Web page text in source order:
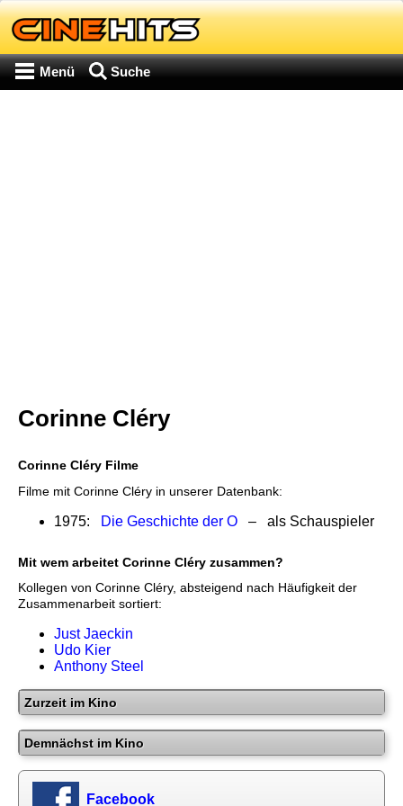
Menü Suche
Corinne Cléry
Corinne Cléry Filme
Filme mit Corinne Cléry in unserer Datenbank:
1975: Die Geschichte der O – als Schauspieler
Mit wem arbeitet Corinne Cléry zusammen?
Kollegen von Corinne Cléry, absteigend nach Häufigkeit der
Zusammenarbeit sortiert:
Just Jaeckin
Udo Kier
Anthony Steel
Zurzeit im Kino
Demnächst im Kino
Facebook